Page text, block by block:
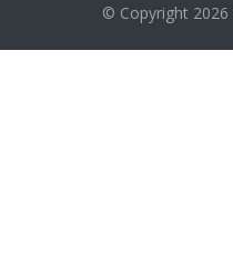
© Copyright 2026